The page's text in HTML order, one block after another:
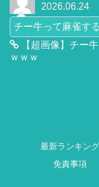
2026.06.24
チー牛って麻雀す
【超画像】チー
ｗｗｗ
最新ランキング
免責事項